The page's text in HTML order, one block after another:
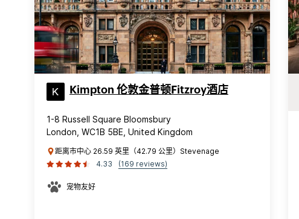
Kimpton 伦敦金普顿Fitzroy酒店
1-8 Russell Square Bloomsbury
London, WC1B 5BE, United Kingdom
距离市中心 26.59 英里（42.79 公里）Stevenage
4.33
(169 reviews)
宠物友好